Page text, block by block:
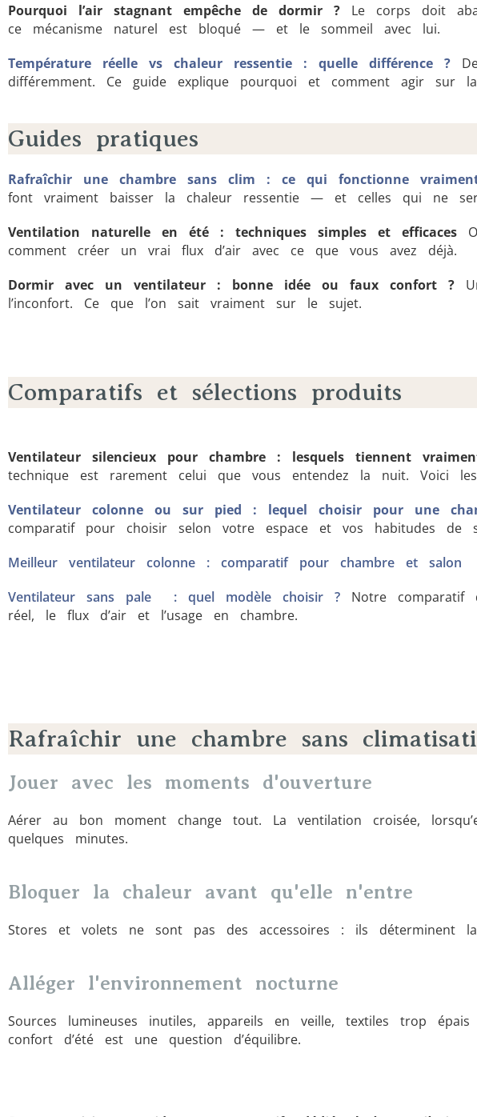
Pourquoi l’air stagnant empêche de dormir ? Le corps doit
ce mécanisme naturel est bloqué — et le sommeil avec lui.
Température réelle vs chaleur ressentie : quelle différence ?
différemment. Ce guide explique pourquoi et comment agir sur
Guides pratiques
Rafraîchir une chambre sans clim : ce qui fonctionne
font vraiment baisser la chaleur ressentie — et celles qui ne
Ventilation naturelle en été : techniques simples et efficaces
comment créer un vrai flux d’air avec ce que vous avez déjà.
Dormir avec un ventilateur : bonne idée ou faux confort ?
l’inconfort. Ce que l’on sait vraiment sur le sujet.
Comparatifs et sélections produits
Ventilateur silencieux pour chambre : lesquels tiennent
technique est rarement celui que vous entendez la nuit. Voici
Ventilateur colonne ou sur pied : lequel choisir pour une
comparatif pour choisir selon votre espace et vos habitudes de
Meilleur ventilateur colonne : comparatif pour chambre et salon
Ventilateur sans pale : quel modèle choisir ? Notre comparatif
réel, le flux d’air et l’usage en chambre.
Rafraîchir une chambre sans
Jouer avec les moments d'ouverture
Aérer au bon moment change tout. La ventilation croisée,
quelques minutes.
Bloquer la chaleur avant qu'elle n'entre
Stores et volets ne sont pas des accessoires : ils déterminent
Alléger l'environnement nocturne
Sources lumineuses inutiles, appareils en veille, textiles trop
confort d’été est une question d’équilibre.